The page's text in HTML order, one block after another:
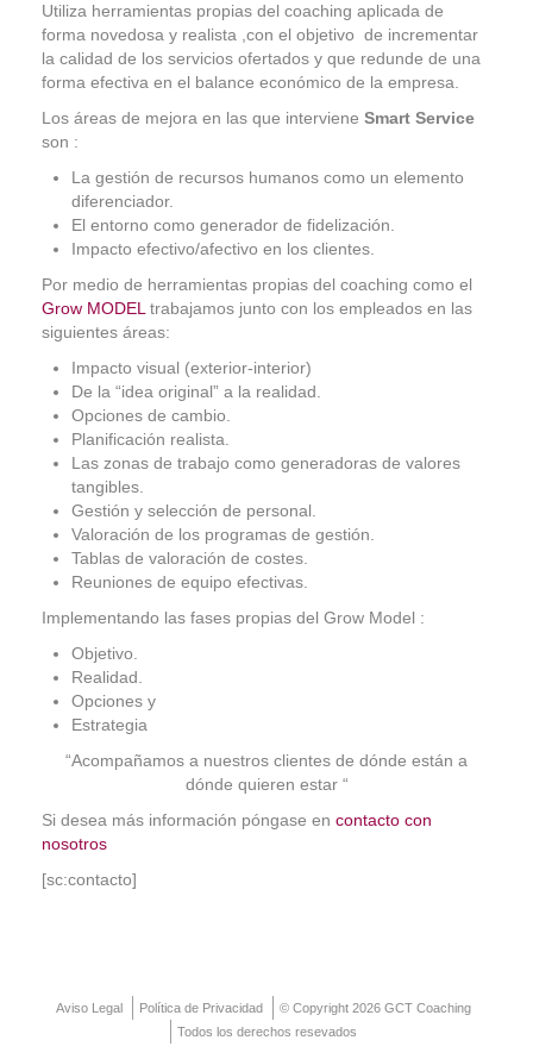
Coaching Ejecutivo
Coaching de Equipos
Píldoras
Proyectos
Proyecto AVICENA
Proyecto Albolafia
Direct Project
Certificación
Blog
Contacto
Utiliza herramientas propias del coaching aplicada de
forma novedosa y realista ,con el objetivo de incrementar
la calidad de los servicios ofertados y que redunde de una
forma efectiva en el balance económico de la empresa.
Los áreas de mejora en las que interviene Smart Service
son :
La gestión de recursos humanos como un elemento
diferenciador.
El entorno como generador de fidelización.
Impacto efectivo/afectivo en los clientes.
Por medio de herramientas propias del coaching como el
Grow MODEL trabajamos junto con los empleados en las
siguientes áreas:
Impacto visual (exterior-interior)
De la “idea original” a la realidad.
Opciones de cambio.
Planificación realista.
Las zonas de trabajo como generadoras de valores
tangibles.
Gestión y selección de personal.
Valoración de los programas de gestión.
Tablas de valoración de costes.
Reuniones de equipo efectivas.
Implementando las fases propias del Grow Model :
Objetivo.
Realidad.
Opciones y
Estrategia
“Acompañamos a nuestros clientes de dónde están a
dónde quieren estar “
Si desea más información póngase en contacto con
nosotros
[sc:contacto]
Aviso Legal Política de Privacidad
© Copyright 2026 GCT Coaching
Todos los derechos resevados